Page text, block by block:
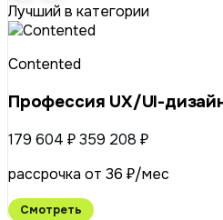
Лучший в категории
Contented
Профессия UX/UI-
179 604 ₽359 208 ₽
рассрочка от 36 ₽/мес
Смотреть